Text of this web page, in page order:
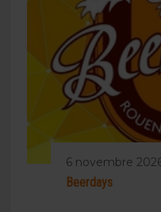
6 novembre
Beerdays